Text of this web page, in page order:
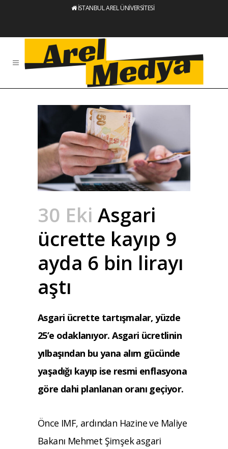
İSTANBUL AREL ÜNİVERSİTESİ
30 Eki Asgari
ücrette kayıp 9
ayda 6 bin lirayı
aştı
Asgari ücrette tartışmalar, yüzde
25’e odaklanıyor. Asgari ücretlinin
yılbaşından bu yana alım gücünde
yaşadığı kayıp ise resmi enflasyona
göre dahi planlanan oranı geçiyor.
Önce IMF, ardından Hazine ve Maliye
Bakanı Mehmet Şimşek asgari